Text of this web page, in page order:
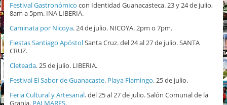
Festival Gastronómico con Identidad Guanacasteca. 23 y 24 de julio,
8am a 5pm. INA LIBERIA.
Caminata por Nicoya. 24 de julio. NICOYA. 2pm o 7pm.
Fiestas Santiago ApóstolSanta Cruz. del 24 al 27 de julio. SANTA
CRUZ.
Cleteada. 25 de julio. LIBERIA.
Festival El Sabor de Guanacaste. Playa Flamingo. 25 de julio.
Feria Cultural y Artesanal. del 25 al 27 de julio. Salón Comunal de la
Granja. PALMARES.